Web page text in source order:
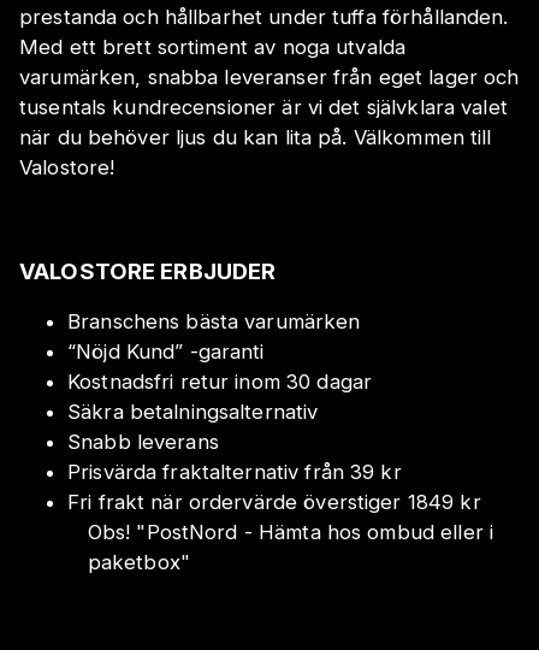
prestanda och hållbarhet under tuffa förhållanden.
Med ett brett sortiment av noga utvalda
varumärken, snabba leveranser från eget lager och
tusentals kundrecensioner är vi det självklara valet
när du behöver ljus du kan lita på. Välkommen till
Valostore!
VALOSTORE ERBJUDER
Branschens bästa varumärken
“Nöjd Kund” -garanti
Kostnadsfri retur inom 30 dagar
Säkra betalningsalternativ
Snabb leverans
Prisvärda fraktalternativ från 39 kr
Fri frakt när ordervärde överstiger 1849 kr
Obs! "PostNord - Hämta hos ombud eller i
paketbox"